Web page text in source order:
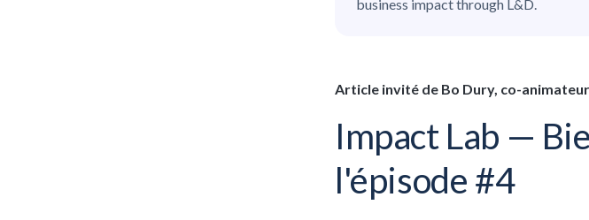
business impact through L&D.
Article invité de Bo Dury, co-
Impact Lab —
l'épisode #4